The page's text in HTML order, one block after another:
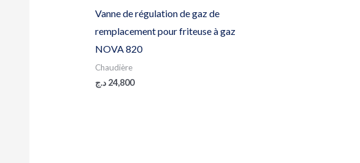
Vanne de régulation de gaz de
remplacement pour friteuse à gaz
NOVA 820
Chaudière
24,800 د.ج